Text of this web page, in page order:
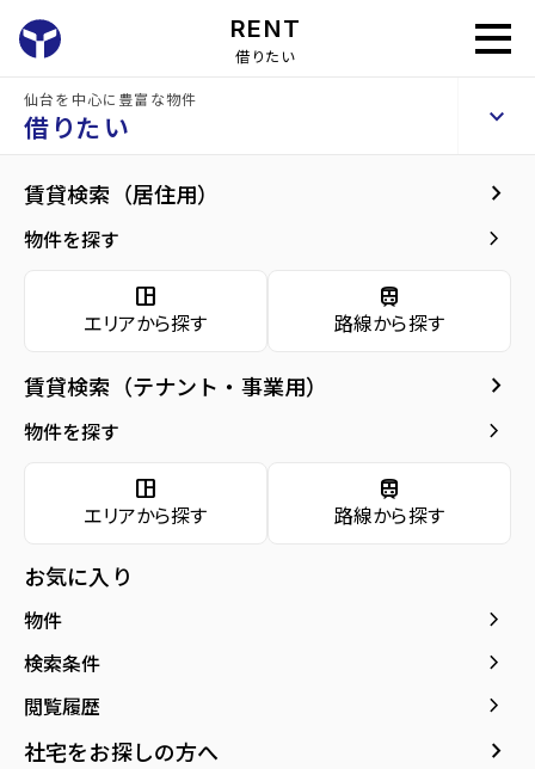
RENT
借りたい
仙台を中心に豊富な物件
借りたい keyboard_arrow_up
賃貸検索（居住用） keyboard_arrow_right
物件を探す keyboard_arrow_right
space_dashboard
エリアから探す
train
路線から探す
賃貸検索（テナント・事業用） keyboard_arrow_right
物件を探す keyboard_arrow_right
space_dashboard
エリアから探す
train
路線から探す
お気に入り
物件 keyboard_arrow_right
検索条件 keyboard_arrow_right
閲覧履歴 keyboard_arrow_right
社宅をお探しの方へ keyboard_arrow_right
賃貸マンション コンフォート上杉
建物概要
現在募集中の物件arrow_forward
arrow_forward
地図・周辺環境 arrow_forward
コンフォート上杉 6階
管理費・共益費
間取り
アクセス
仙台市地下鉄南北線/北四番丁駅 徒歩17分
所在地
location_on グーグルマップでみる